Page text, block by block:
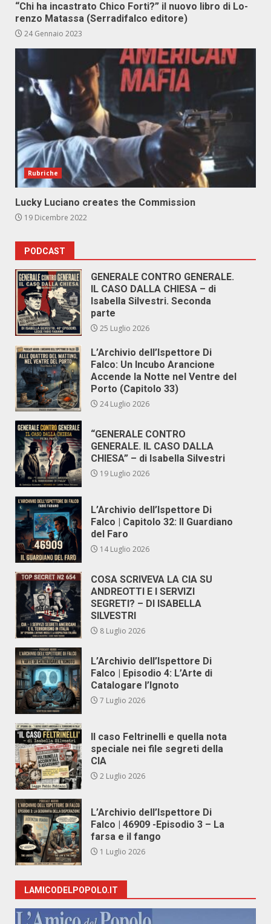
“Chi ha in­ca­stra­to Chi­co For­ti?” il nuo­vo li­bro di Lo­
ren­zo Ma­tas­sa (Ser­ra­di­fal­co edi­to­re)
24 Gennaio 2023
Rubriche
Lucky Luciano creates the Commission
19 Dicembre 2022
PODCAST
GENERALE CONTRO GENERALE.
IL CASO DALLA CHIESA – di
Isabella Silvestri. Seconda
parte
25 Luglio 2026
L’Archivio dell’Ispettore Di
Falco: Un Incubo Arancione
Accende la Notte nel Ventre del
Porto (Capitolo 33)
24 Luglio 2026
“GENERALE CONTRO
GENERALE. IL CASO DALLA
CHIESA” – di Isabella Silvestri
19 Luglio 2026
L’Archivio dell’Ispettore Di
Falco | Capitolo 32: Il Guardiano
del Faro
14 Luglio 2026
COSA SCRIVEVA LA CIA SU
ANDREOTTI E I SERVIZI
SEGRETI? – DI ISABELLA
SILVESTRI
8 Luglio 2026
L’Archivio dell’Ispettore Di
Falco | Episodio 4: L’Arte di
Catalogare l’Ignoto
7 Luglio 2026
Il caso Feltrinelli e quella nota
speciale nei file segreti della
CIA
2 Luglio 2026
L’Archivio dell’Ispettore Di
Falco | 46909 -Episodio 3 – La
farsa e il fango
1 Luglio 2026
LAMICODELPOPOLO.IT